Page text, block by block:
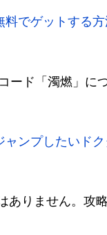
料でゲットする方
ード「濁燃」に
ャンプしたいド
りません。攻